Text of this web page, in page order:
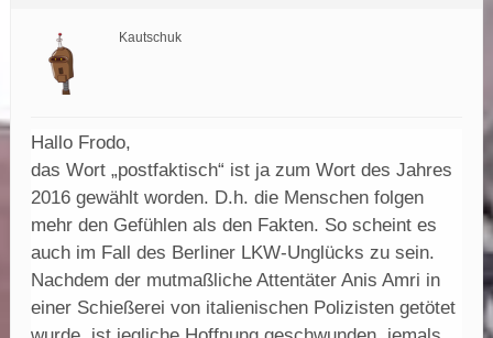
Kautschuk
Hallo Frodo,
das Wort „postfaktisch“ ist ja zum Wort des Jahres
2016 gewählt worden. D.h. die Menschen folgen
mehr den Gefühlen als den Fakten. So scheint es
auch im Fall des Berliner LKW-Unglücks zu sein.
Nachdem der mutmaßliche Attentäter Anis Amri in
einer Schießerei von italienischen Polizisten getötet